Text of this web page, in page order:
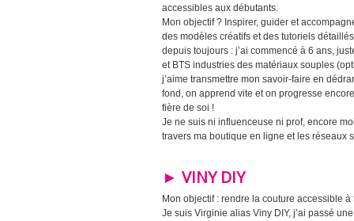
accessibles aux débutants.
Mon objectif ? Inspirer, guider et
des modèles créatifs et des tutoriels
depuis toujours : j’ai commencé à 6 ans,
et BTS industries des matériaux souples
j’aime transmettre mon savoir-faire en
fond, on apprend vite et on progresse
fière de soi !
Je ne suis ni influenceuse ni prof, encore
travers ma boutique en ligne et les réseaux
► VINY DIY
Mon objectif : rendre la couture accessible à
Je suis Virginie alias Viny DIY, j’ai passé